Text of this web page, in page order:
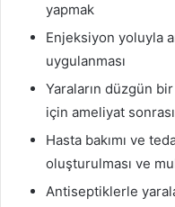
yapmak
Enjeksiyon yoluyla
uygulanması
Yaraların düzgün
için ameliyat
Hasta bakımı ve
oluşturulması ve
Antiseptiklerle